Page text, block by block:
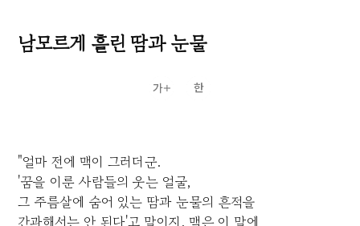
남모르게 흘린 땀과 눈물
"얼마 전에 맥이 그러더군.
'꿈을 이룬 사람들의 웃는 얼굴,
그 주름살에 숨어 있는 땀과 눈물의 흔적을
간과해서는 안 된다'고 말이지. 맥은 이 말에